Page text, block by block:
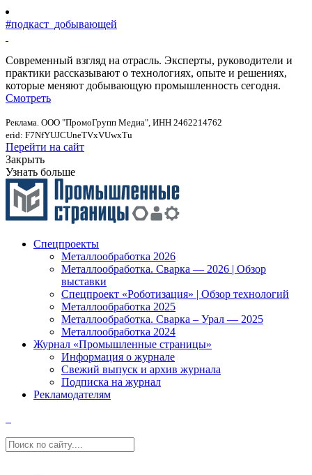
#подкаст_добывающей
Современный взгляд на отрасль. Эксперты, руководители и
практики рассказывают о технологиях, опыте и решениях,
которые меняют добывающую промышленность сегодня.
Смотреть
Реклама. ООО "ПромоГрупп Медиа", ИНН 2462214762
erid: F7NfYUJCUneTVxVUwxTu
Перейти на сайт
Закрыть
Узнать больше
Спецпроекты
Металлообработка 2026
Металлообработка. Сварка — 2026 | Обзор
выставки
Спецпроект «Роботизация» | Обзор технологий
Металлообработка 2025
Металлообработка. Сварка – Урал — 2025
Металлообработка 2024
Журнал «Промышленные страницы»
Информация о журнале
Свежий выпуск и архив журнала
Подписка на журнал
Рекламодателям